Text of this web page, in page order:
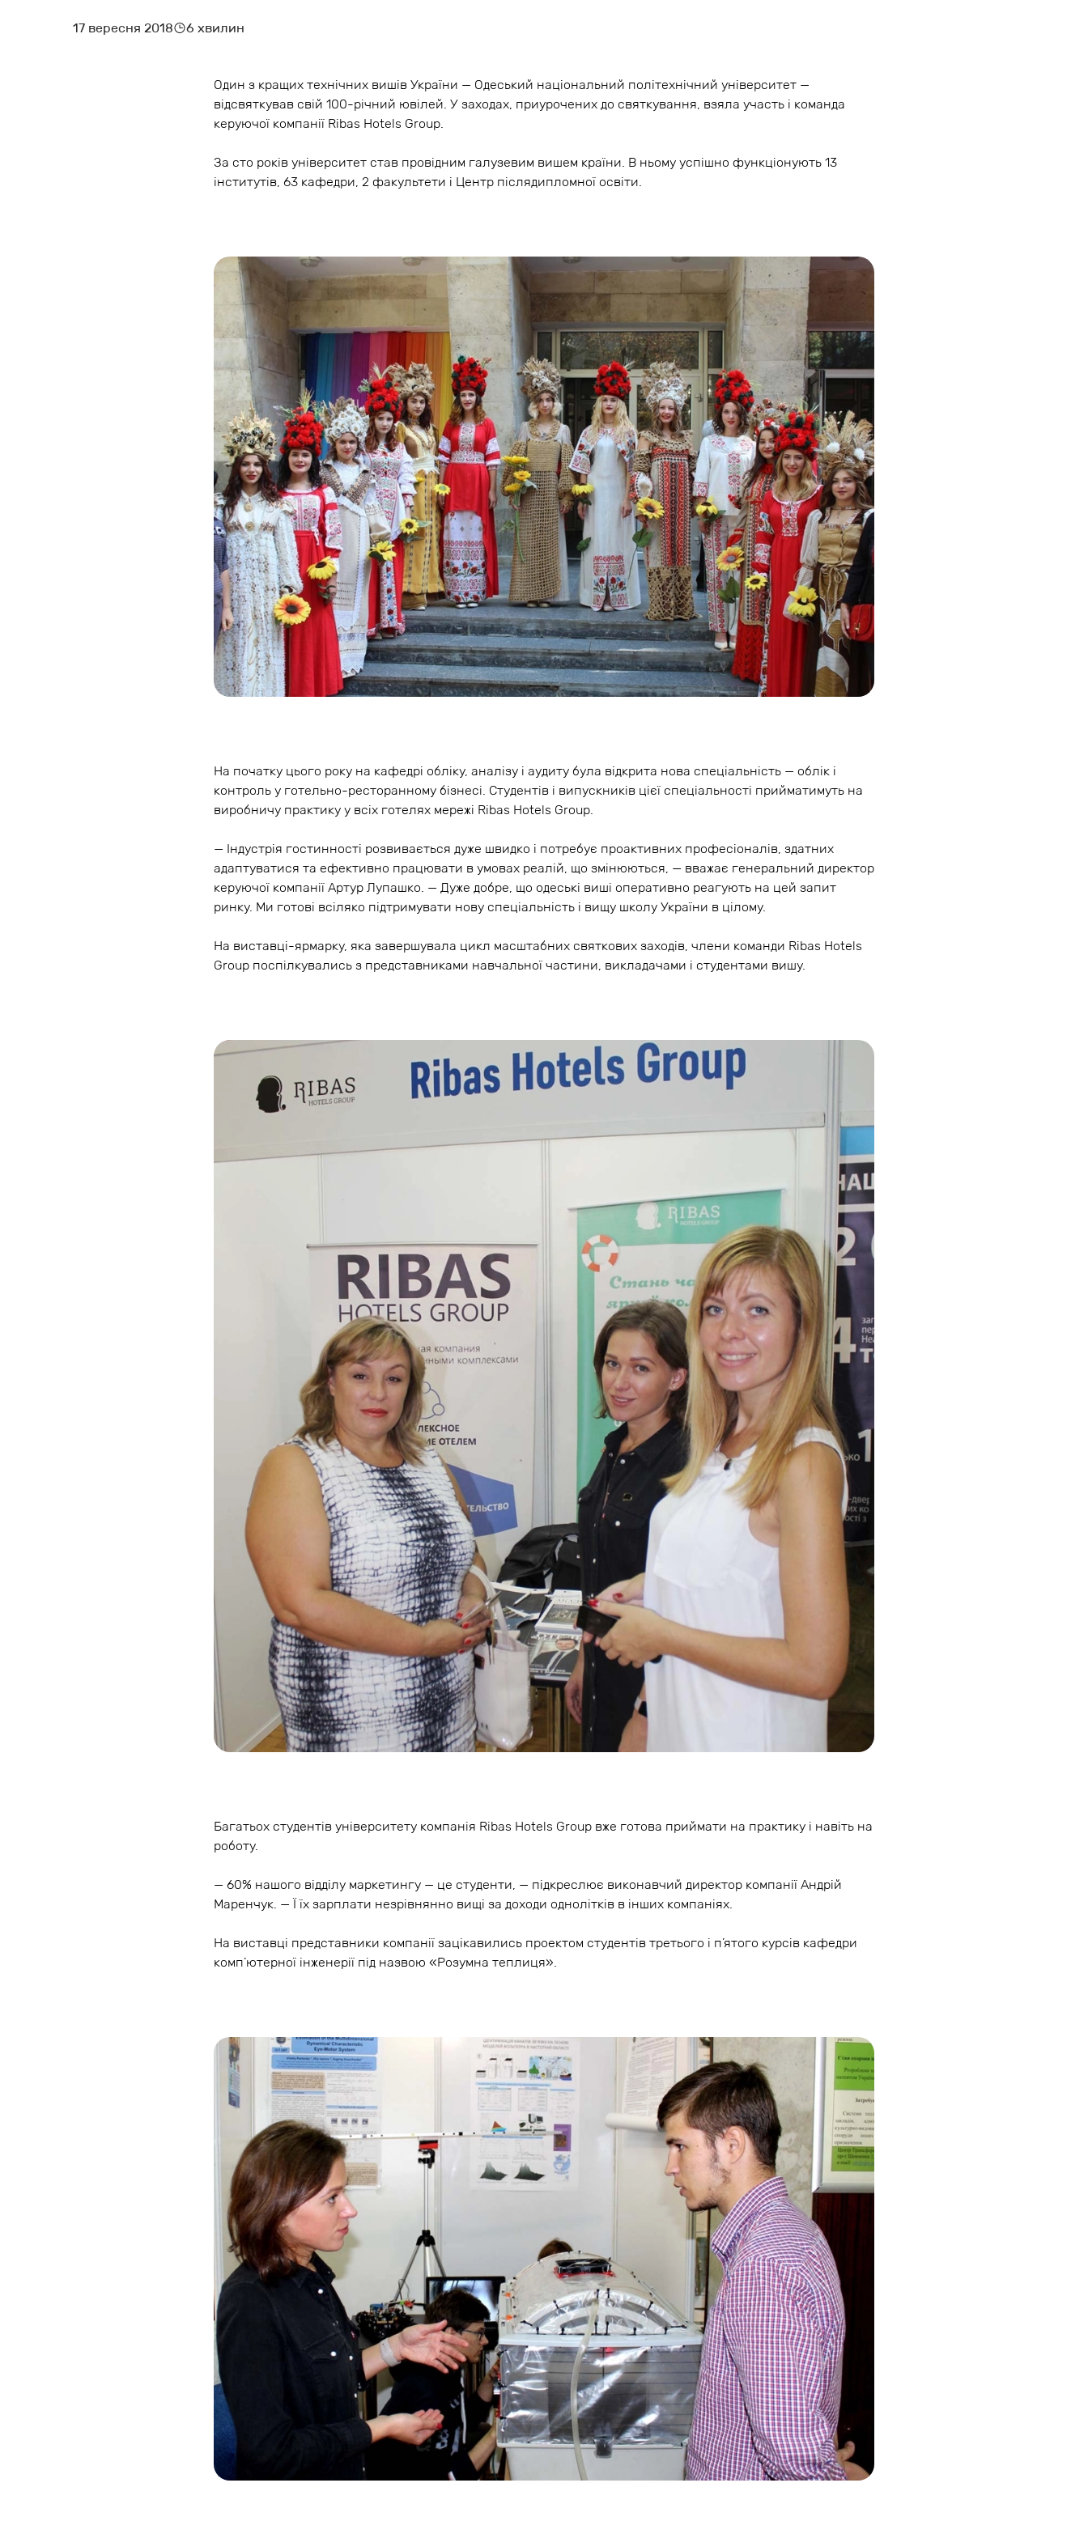
МАРКЕТИНГ І БРОНЮВАННЯ
УПРАВЛІННЯ ГОТЕЛЕМ
CODEX ENERGY
17 вересня 2018 6 хвилин
Один з кращих технічних вишів України — Одеський національний політехнічний університет —
відсвяткував свій 100-річний ювілей. У заходах, приурочених до святкування, взяла участь і команда
керуючої компанії Ribas Hotels Group.
За сто років університет став провідним галузевим вишем країни. В ньому успішно функціонують 13
інститутів, 63 кафедри, 2 факультети і Центр післядипломної освіти.
На початку цього року на кафедрі обліку, аналізу і аудиту була відкрита нова спеціальність — облік і
контроль у готельно-ресторанному бізнесі. Студентів і випускників цієї спеціальності прийматимуть на
виробничу практику у всіх готелях мережі Ribas Hotels Group.
— Індустрія гостинності розвивається дуже швидко і потребує проактивних професіоналів, здатних
адаптуватися та ефективно працювати в умовах реалій, що змінюються, — вважає генеральний директор
керуючої компанії Артур Лупашко. — Дуже добре, що одеські виші оперативно реагують на цей запит
ринку. Ми готові всіляко підтримувати нову спеціальність і вищу школу України в цілому.
На виставці-ярмарку, яка завершувала цикл масштабних святкових заходів, члени команди Ribas Hotels
Group поспілкувались з представниками навчальної частини, викладачами і студентами вишу.
Багатьох студентів університету компанія Ribas Hotels Group вже готова приймати на практику і навіть на
роботу.
— 60% нашого відділу маркетингу — це студенти, — підкреслює виконавчий директор компанії Андрій
Маренчук. — Ї їх зарплати незрівнянно вищі за доходи однолітків в інших компаніях.
На виставці представники компанії зацікавились проектом студентів третього і п’ятого курсів кафедри
комп’ютерної інженерії під назвою «Розумна теплиця».